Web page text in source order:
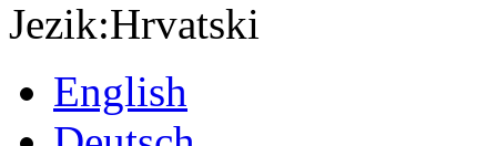
Jezik:Hrvatski
English